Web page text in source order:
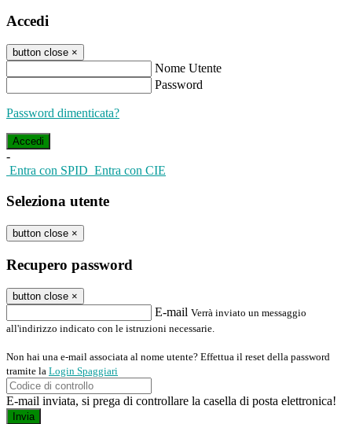
Accedi
button close ×
Nome Utente
Password
Password dimenticata?
-
Entra con SPID Entra con CIE
Seleziona utente
button close ×
Recupero password
button close ×
E-mail Verrà inviato un messaggio
all'indirizzo indicato con le istruzioni necessarie.
Non hai una e-mail associata al nome utente? Effettua il reset della password
tramite la Login Spaggiari
E-mail inviata, si prega di controllare la casella di posta elettronica!